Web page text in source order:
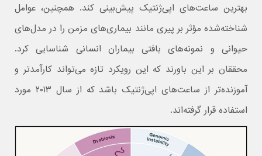
بهترین ساعت‌های اپی‌ژنتیک پیش‌بینی کند. همچنین، عوامل
شناخته‌شده مؤثر بر پیری مانند بیماری‌های مزمن را در مدل‌های
حیوانی و نمونه‌های بافتی بیماران انسانی شناسایی کرد.
محققان بر این باورند که این رویکرد تازه می‌تواند کارآمدتر و
آموزنده‌تر از ساعت‌های اپی‌ژنتیک باشد که از سال ۲۰۱۳ مورد
استفاده قرار گرفته‌اند.